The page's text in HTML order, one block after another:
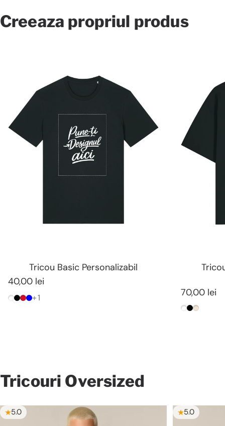
Creeaza propriul produs
Tricou Basic Personalizabil
40,00 lei
Alb
Negru
Rosu
Royal Blue
+1 70,00 lei
Alb
Negru
Tricouri Oversized
5.0 5.0